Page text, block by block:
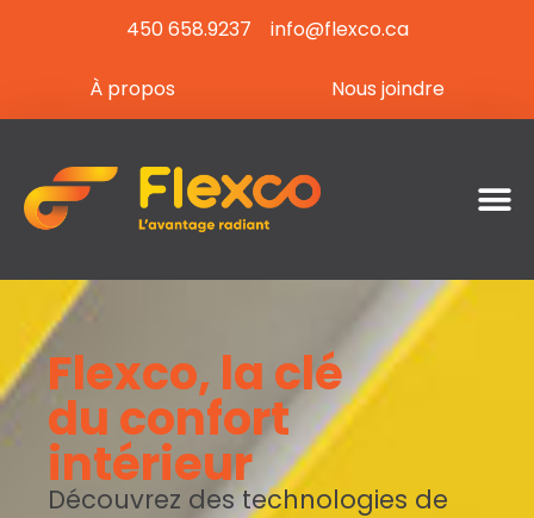
450 658.9237 info@flexco.ca
À propos Nous joindre
Flexco, la clé
du confort
intérieur
Découvrez des technologies de